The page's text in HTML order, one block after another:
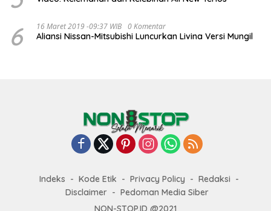
6 16 Maret 2019 -09:37 WIB 0 Komentar
Aliansi Nissan-Mitsubishi Luncurkan Livina Versi Mungil
Indeks Kode Etik Privacy Policy
Redaksi
Disclaimer
Pedoman Media Siber
NON-STOP.ID @2021